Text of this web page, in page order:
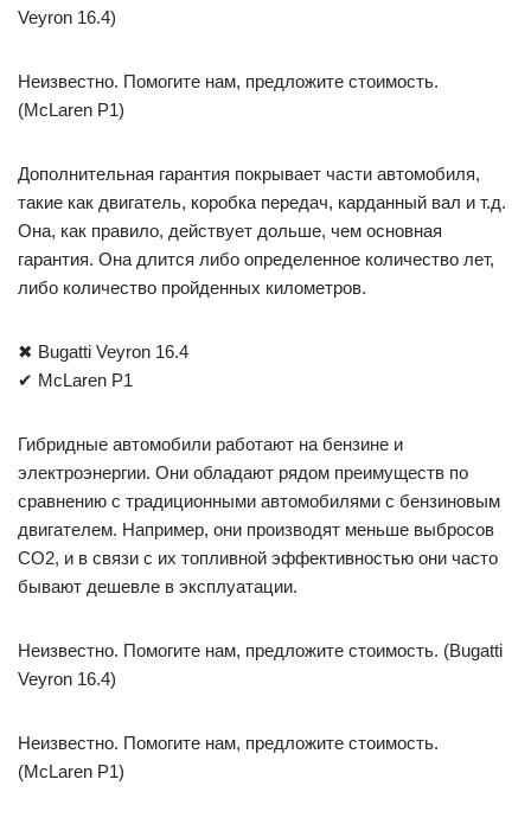
Veyron 16.4)
Неизвестно. Помогите нам, предложите стоимость.
(McLaren P1)
Дополнительная гарантия покрывает части автомобиля,
такие как двигатель, коробка передач, карданный вал и т.д.
Она, как правило, действует дольше, чем основная
гарантия. Она длится либо определенное количество лет,
либо количество пройденных километров.
✖ Bugatti Veyron 16.4
✔ McLaren P1
Гибридные автомобили работают на бензине и
электроэнергии. Они обладают рядом преимуществ по
сравнению с традиционными автомобилями с бензиновым
двигателем. Например, они производят меньше выбросов
СО2, и в связи с их топливной эффективностью они часто
бывают дешевле в эксплуатации.
Неизвестно. Помогите нам, предложите стоимость. (Bugatti
Veyron 16.4)
Неизвестно. Помогите нам, предложите стоимость.
(McLaren P1)